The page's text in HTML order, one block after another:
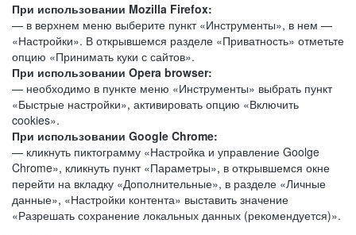
При использовании Mozilla Firefox:
— в верхнем меню выберите пункт «Инструменты», в нем —
«Настройки». В открывшемся разделе «Приватность» отметьте
опцию «Принимать куки с сайтов».
При использовании Opera browser:
— необходимо в пункте меню «Инструменты» выбрать пункт
«Быстрые настройки», активировать опцию «Включить
cookies».
При использовании Google Chrome:
— кликнуть пиктограмму «Настройка и управление Goolge
Chrome», кликнуть пункт «Параметры», в открывшемся окне
перейти на вкладку «Дополнительные», в разделе «Личные
данные», «Настройки контента» выставить значение
«Разрешать сохранение локальных данных (рекомендуется)».